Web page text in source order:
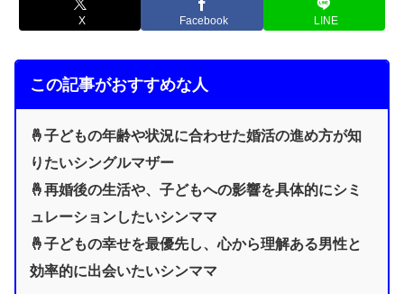
X Facebook LINE
この記事がおすすめな人
🤞子どもの年齢や状況に合わせた婚活の進め方が知
りたいシングルマザー
🤞再婚後の生活や、子どもへの影響を具体的にシミ
ュレーションしたいシンママ
🤞子どもの幸せを最優先し、心から理解ある男性と
効率的に出会いたいシンママ